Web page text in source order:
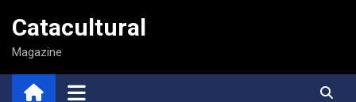
contenido
Catacultural
Magazine